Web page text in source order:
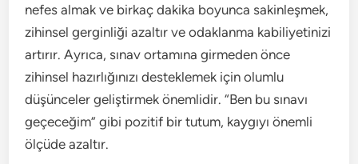
nefes almak ve birkaç dakika boyunca sakinleşmek,
zihinsel gerginliği azaltır ve odaklanma kabiliyetinizi
artırır. Ayrıca, sınav ortamına girmeden önce
zihinsel hazırlığınızı desteklemek için olumlu
düşünceler geliştirmek önemlidir. “Ben bu sınavı
geçeceğim” gibi pozitif bir tutum, kaygıyı önemli
ölçüde azaltır.